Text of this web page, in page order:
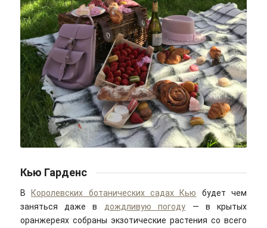
Eugenia Remark/pexels
Кью Гарденс
В Королевских ботанических садах Кью будет чем
заняться даже в дождливую погоду — в крытых
оранжереях собраны экзотические растения со всего